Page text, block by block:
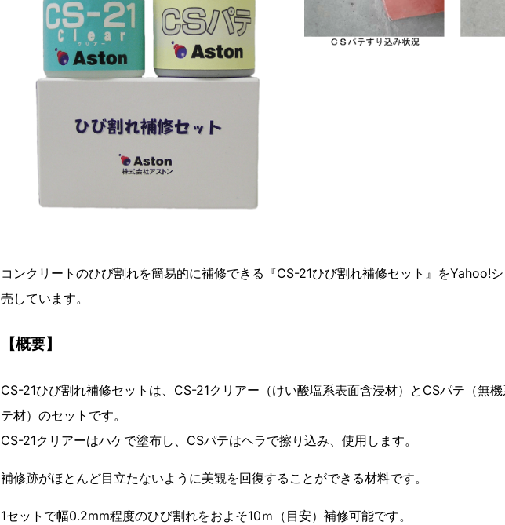
コンクリートのひび割れを簡易的に補修できる『CS-21ひび割れ補修セット』をYahoo!
売しています。
【概要】
CS-21ひび割れ補修セットは、CS-21クリアー（けい酸塩系表面含浸材）とCSパテ（無
テ材）のセットです。
CS-21クリアーはハケで塗布し、CSパテはヘラで擦り込み、使用します。
補修跡がほとんど目立たないように美観を回復することができる材料です。
1セットで幅0.2mm程度のひび割れをおよそ10ｍ（目安）補修可能です。